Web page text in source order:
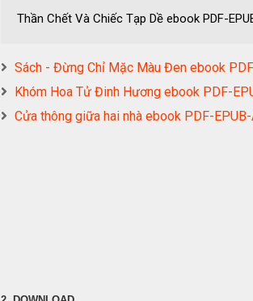
Thần Chết Và Chiếc Tạp Dề ebook PDF-
Sách - Đừng Chỉ Mặc Màu Đen ebook
Khóm Hoa Tử Đinh Hương ebook PDF-
Cửa thông giữa hai nhà ebook PDF-